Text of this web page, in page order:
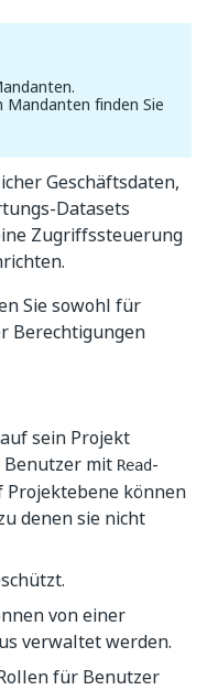
finden Sie
Geschäftsdaten,
Datasets
Zugriffssteuerung
Sie sowohl für
Berechtigungen
sein Projekt
mit Read-
Projektebene können
denen sie nicht
von einer
verwaltet werden.
für Benutzer